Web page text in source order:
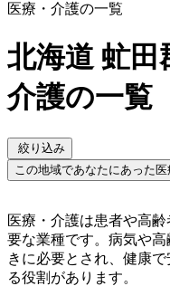
医療・介護の一覧
北海道 虻田
介護の一覧
絞り込み
この地域であなたにあった
医療・介護は患者や高
要な業種です。病気や
きに必要とされ、健康
る役割があります。